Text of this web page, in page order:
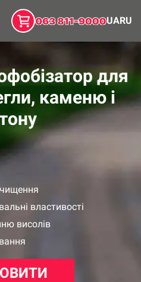
UARU
для
каменю і
властивості
висолів